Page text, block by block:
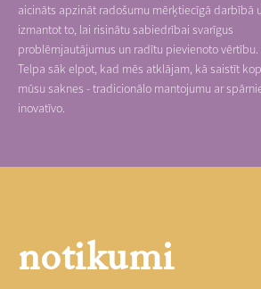
aicināts apzināt radošumu mērķtiecīgā darbībā
izmantot to, lai risinātu sabiedrībai svarīgus
problēmjautājumus un radītu pievienoto vērtību.
Telpa sāk elpot, kad mēs atklājam, kā saistīt
mūsu saknes - tradicionālo mantojumu ar
inovatīvo.
notikumi